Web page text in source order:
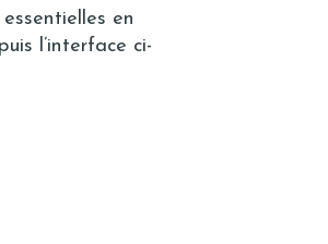
en
l’interface ci-